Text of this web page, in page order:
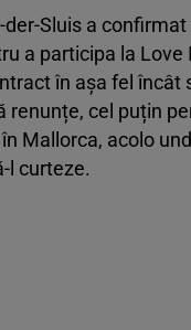
Sluis a
a participa la
în așa fel încât
renunțe, cel puțin
Mallorca, acolo
l curteze.